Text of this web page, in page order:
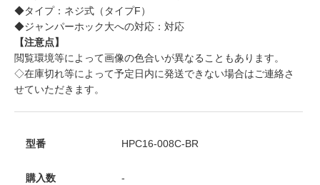
◆タイプ：ネジ式（タイプF）
◆ジャンパーホック大への対応：対応
【注意点】
閲覧環境等によって画像の色合いが異なることもあります。
◇在庫切れ等によって予定日内に発送できない場合はご連絡さ
せていただきます。
型番 HPC16-008C-BR
購入数 -